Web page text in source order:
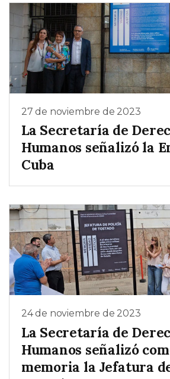
27 de noviembre de 2023
La Secretaría de
Humanos señalizó la
Cuba
24 de noviembre de 2023
La Secretaría de
Humanos señalizó
memoria la Jefatura